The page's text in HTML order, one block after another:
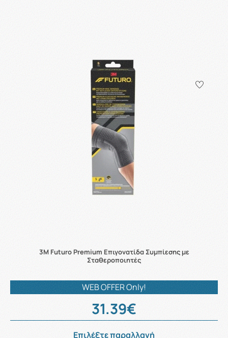
3M Futuro Premium Επιγονατίδα Συμπίεσης με
Σταθεροποιητές
WEB OFFER Only!
31.39€
Επιλέξτε παραλλαγή